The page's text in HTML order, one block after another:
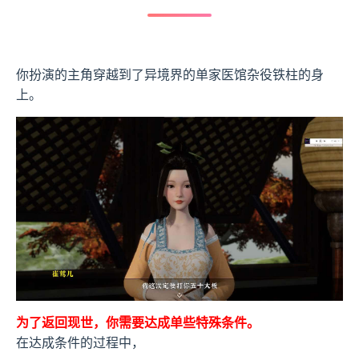
你扮演的主角穿越到了异境界的单家医馆杂役铁柱的身
上。
为了返回现世，你需要达成单些特殊条件。
在达成条件的过程中，